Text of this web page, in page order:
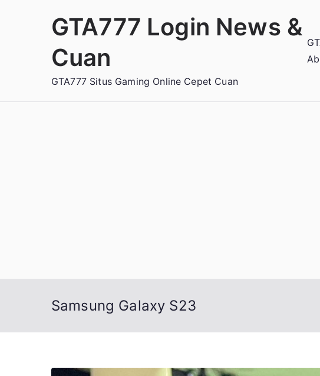
GTA777 Login News &
Cuan
GTA777 Situs Gaming Online Cepet Cuan
Samsung Galaxy S23